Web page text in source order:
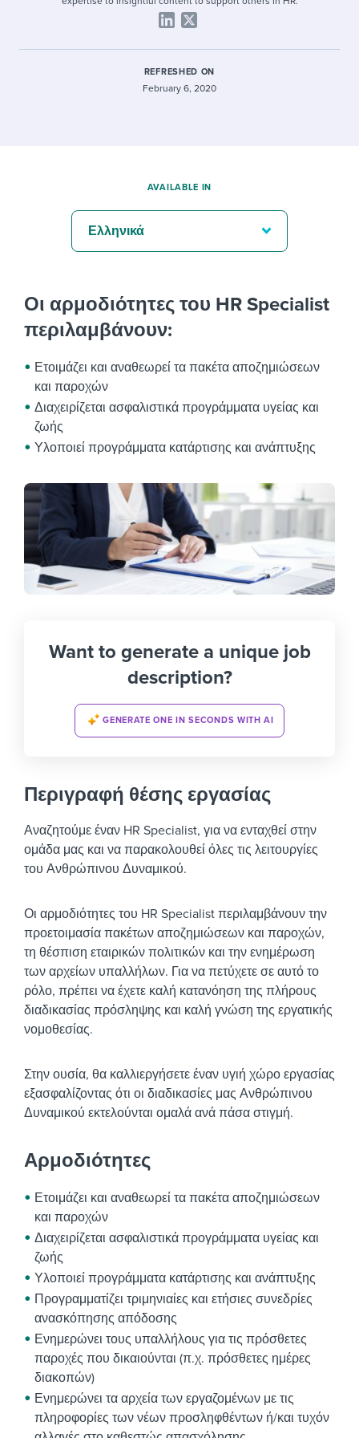
REFRESHED ON
February 6, 2020
Οι αρμοδιότητες του HR Specialist
περιλαμβάνουν:
Ετοιμάζει και αναθεωρεί τα πακέτα αποζημιώσεων
και παροχών
Διαχειρίζεται ασφαλιστικά προγράμματα υγείας και
ζωής
Υλοποιεί προγράμματα κατάρτισης και ανάπτυξης
Want to generate a unique job
description?
GENERATE ONE IN SECONDS WITH AI
Περιγραφή θέσης εργασίας
Αναζητούμε έναν HR Specialist, για να ενταχθεί στην
ομάδα μας και να παρακολουθεί όλες τις λειτουργίες
του Ανθρώπινου Δυναμικού.
Οι αρμοδιότητες του HR Specialist περιλαμβάνουν την
προετοιμασία πακέτων αποζημιώσεων και παροχών,
τη θέσπιση εταιρικών πολιτικών και την ενημέρωση
των αρχείων υπαλλήλων. Για να πετύχετε σε αυτό το
ρόλο, πρέπει να έχετε καλή κατανόηση της πλήρους
διαδικασίας πρόσληψης και καλή γνώση της εργατικής
νομοθεσίας.
Στην ουσία, θα καλλιεργήσετε έναν υγιή χώρο εργασίας
εξασφαλίζοντας ότι οι διαδικασίες μας Ανθρώπινου
Δυναμικού εκτελούνται ομαλά ανά πάσα στιγμή.
Αρμοδιότητες
Ετοιμάζει και αναθεωρεί τα πακέτα αποζημιώσεων
και παροχών
Διαχειρίζεται ασφαλιστικά προγράμματα υγείας και
ζωής
Υλοποιεί προγράμματα κατάρτισης και ανάπτυξης
Προγραμματίζει τριμηνιαίες και ετήσιες συνεδρίες
ανασκόπησης απόδοσης
Ενημερώνει τους υπαλλήλους για τις πρόσθετες
παροχές που δικαιούνται (π.χ. πρόσθετες ημέρες
διακοπών)
Ενημερώνει τα αρχεία των εργαζομένων με τις
πληροφορίες των νέων προσληφθέντων ή/και τυχόν
AVAILABLE IN
Ελληνικά